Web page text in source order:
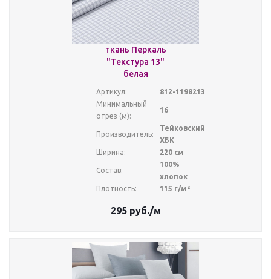
ткань Перкаль
"Текстура 13"
белая
Артикул:
812-1198213
Минимальный
отрез (м):
16
Производитель:
Тейковский
ХБК
Ширина:
220 см
Состав:
100%
хлопок
Плотность:
115 г/м²
295руб./м